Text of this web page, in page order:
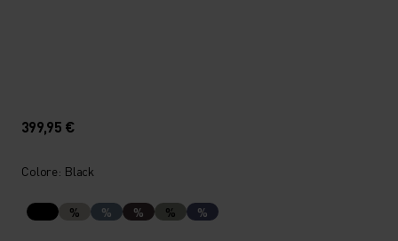
399,95 €
Colore: Black
% % % % %